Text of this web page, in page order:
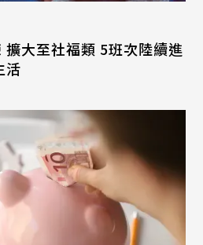
大至社福類 5班次陸續進
活